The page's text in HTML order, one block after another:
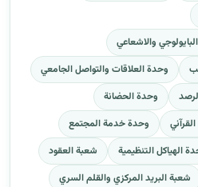
والاشعاعي
وحدة العلاقات والتواصل الجامعي
وحدة الحضانة
وحدة خدمة المجتمع
الهياكل التنظيمية
شعبة العقود
شعبة البريد المركزي والقلم السري